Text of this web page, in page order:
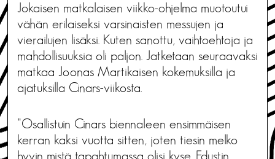
Jokaisen matkalaisen viikko-ohjelma muotoutui
vähän erilaiseksi varsinaisten messujen ja
vierailujen lisäksi. Kuten sanottu, vaihtoehtoja ja
mahdollisuuksia oli paljon. Jatketaan seuraavaksi
matkaa Joonas Martikaisen kokemuksilla ja
ajatuksilla Cinars-viikosta.
”Osallistuin Cinars biennaleen ensimmäisen
kerran kaksi vuotta sitten, joten tiesin melko
hyvin mistä tapahtumassa olisi kyse. Edustin